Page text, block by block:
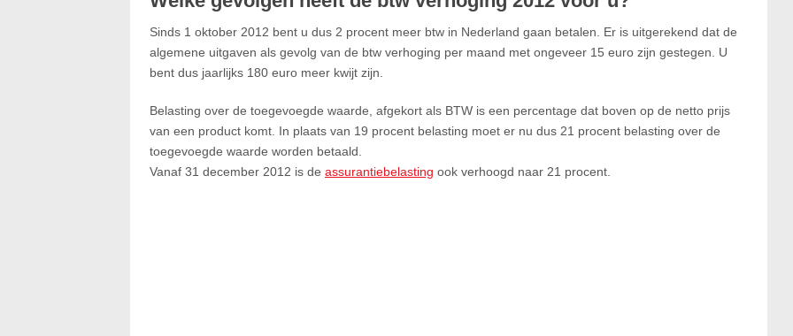
Sinds 1 oktober 2012 bent u dus 2 procent meer btw in Nederland gaan betalen. Er is uitgerekend dat de
algemene uitgaven als gevolg van de btw verhoging per maand met ongeveer 15 euro zijn gestegen. U
bent dus jaarlijks 180 euro meer kwijt zijn.
Belasting over de toegevoegde waarde, afgekort als BTW is een percentage dat boven op de netto prijs
van een product komt. In plaats van 19 procent belasting moet er nu dus 21 procent belasting over de
toegevoegde waarde worden betaald.
Vanaf 31 december 2012 is de assurantiebelasting ook verhoogd naar 21 procent.